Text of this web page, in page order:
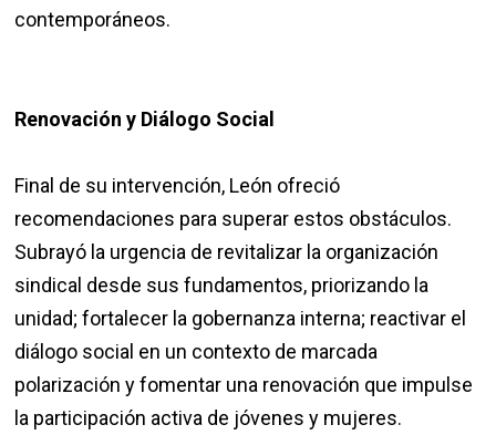
contemporáneos.
Renovación y Diálogo Social
Final de su intervención, León ofreció
recomendaciones para superar estos obstáculos.
Subrayó la urgencia de revitalizar la organización
sindical desde sus fundamentos, priorizando la
unidad; fortalecer la gobernanza interna; reactivar el
diálogo social en un contexto de marcada
polarización y fomentar una renovación que impulse
la participación activa de jóvenes y mujeres.